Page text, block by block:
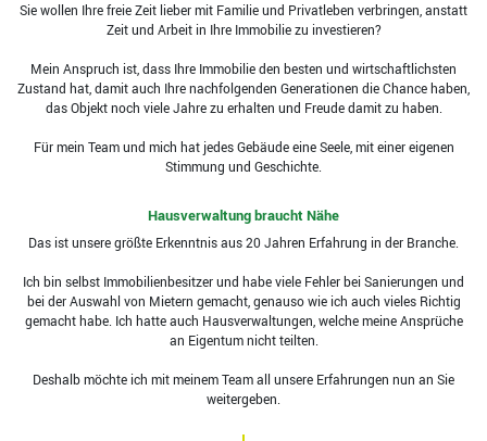
Sie wollen Ihre freie Zeit lieber mit Familie und Privatleben verbringen, anstatt
Zeit und Arbeit in Ihre Immobilie zu investieren?
Mein Anspruch ist, dass Ihre Immobilie den besten und wirtschaftlichsten
Zustand hat, damit auch Ihre nachfolgenden Generationen die Chance haben,
das Objekt noch viele Jahre zu erhalten und Freude damit zu haben.
Für mein Team und mich hat jedes Gebäude eine Seele, mit einer eigenen
Stimmung und Geschichte.
Hausverwaltung braucht Nähe
Das ist unsere größte Erkenntnis aus 20 Jahren Erfahrung in der Branche.
Ich bin selbst Immobilienbesitzer und habe viele Fehler bei Sanierungen und
bei der Auswahl von Mietern gemacht, genauso wie ich auch vieles Richtig
gemacht habe. Ich hatte auch Hausverwaltungen, welche meine Ansprüche
an Eigentum nicht teilten.
Deshalb möchte ich mit meinem Team all unsere Erfahrungen nun an Sie
weitergeben.